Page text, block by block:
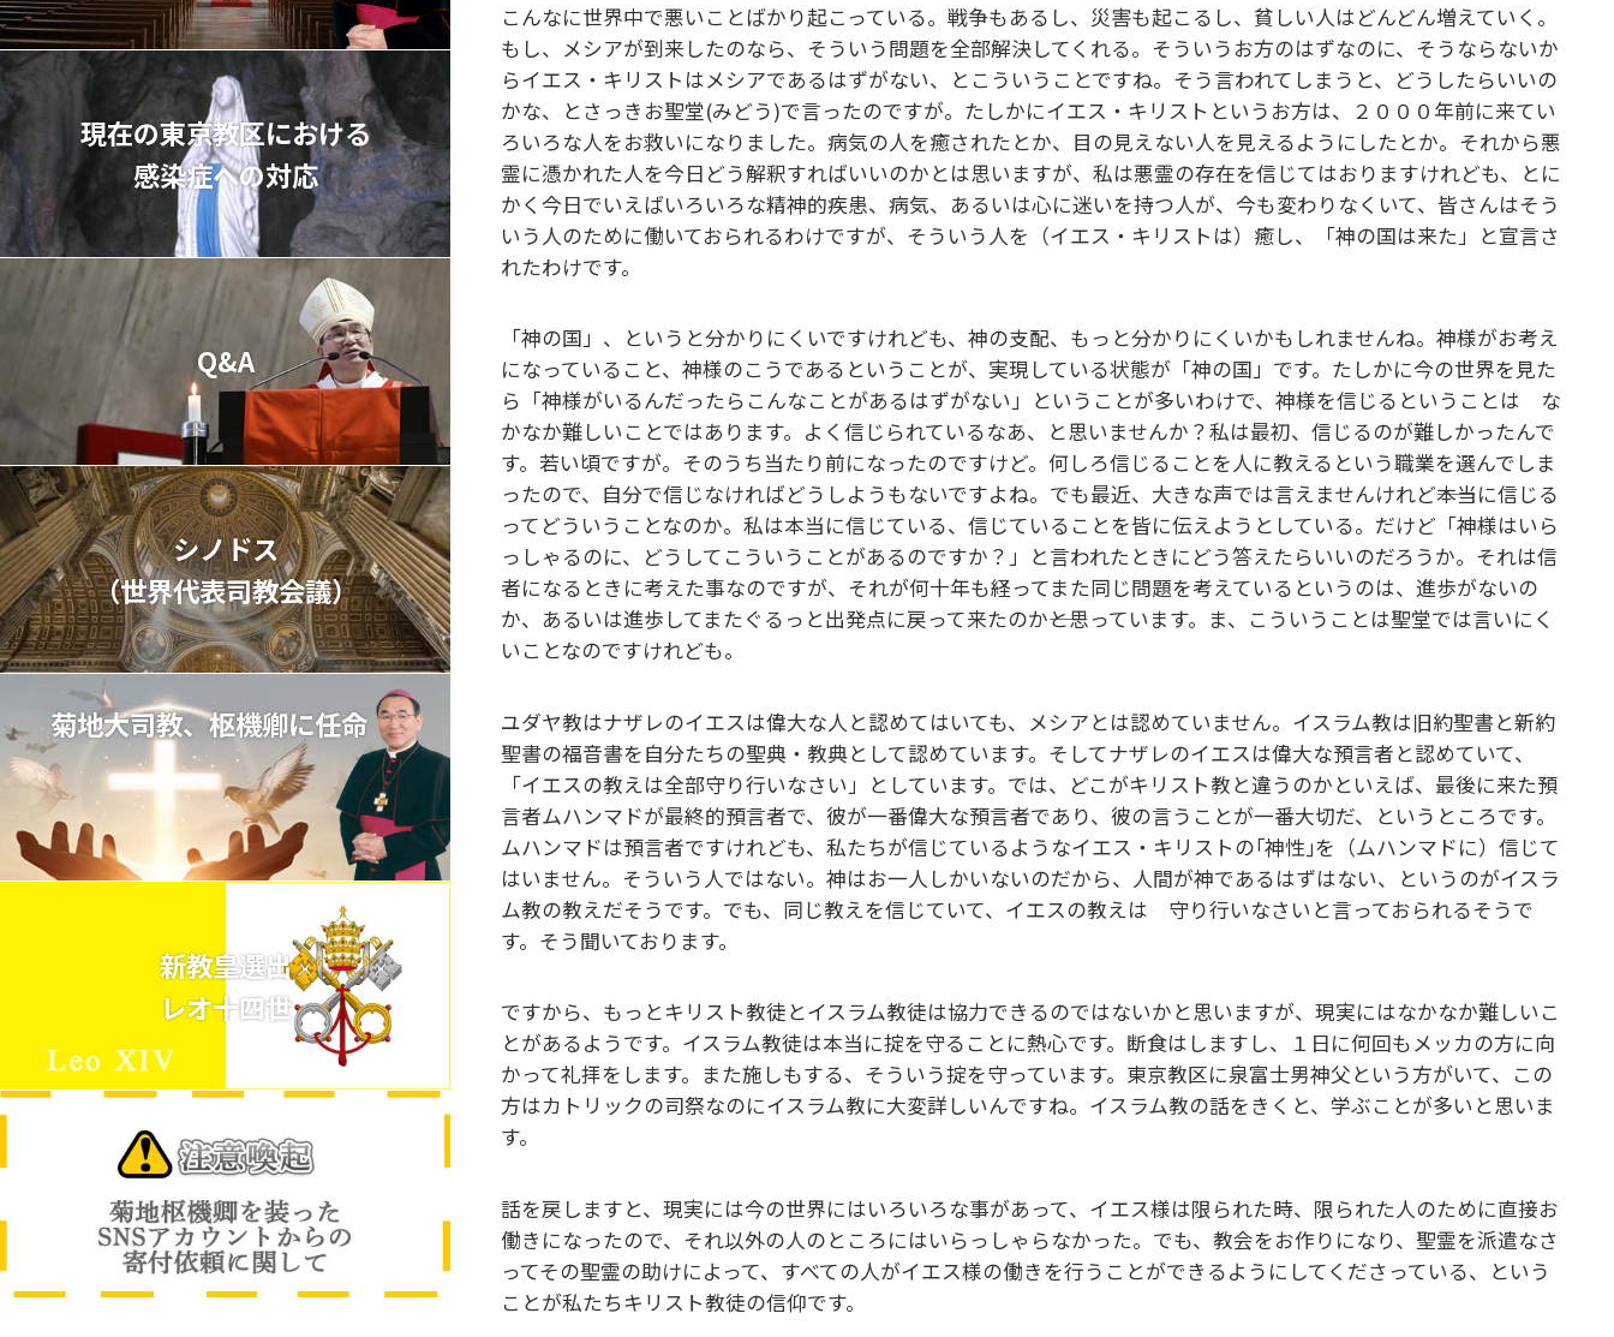
こんなに世界中で悪いことばかり起こっている。戦争もあるし、災害も起こるし、貧しい人はどんどん増えていく。
もし、メシアが到来したのなら、そういう問題を全部解決してくれる。そういうお方のはずなのに、そうならないか
らイエス・キリストはメシアであるはずがない、とこういうことですね。そう言われてしまうと、どうしたらいいの
かな、とさっきお聖堂(みどう)で言ったのですが。たしかにイエス・キリストというお方は、２０００年前に来てい
ろいろな人をお救いになりました。病気の人を癒されたとか、目の見えない人を見えるようにしたとか。それから悪
霊に憑かれた人を今日どう解釈すればいいのかとは思いますが、私は悪霊の存在を信じてはおりますけれども、とに
かく今日でいえばいろいろな精神的疾患、病気、あるいは心に迷いを持つ人が、今も変わりなくいて、皆さんはそう
いう人のために働いておられるわけですが、そういう人を（イエス・キリストは）癒し、「神の国は来た」と宣言さ
れたわけです。
「神の国」、というと分かりにくいですけれども、神の支配、もっと分かりにくいかもしれませんね。神様がお考え
になっていること、神様のこうであるということが、実現している状態が「神の国」です。たしかに今の世界を見た
ら「神様がいるんだったらこんなことがあるはずがない」ということが多いわけで、神様を信じるということは な
かなか難しいことではあります。よく信じられているなあ、と思いませんか？私は最初、信じるのが難しかったんで
す。若い頃ですが。そのうち当たり前になったのですけど。何しろ信じることを人に教えるという職業を選んでしま
ったので、自分で信じなければどうしようもないですよね。でも最近、大きな声では言えませんけれど――本当に信じる
ってどういうことなのか。私は本当に信じている、信じていることを皆に伝えようとしている。だけど「神様はいら
っしゃるのに、どうしてこういうことがあるのですか？」と言われたときにどう答えたらいいのだろうか。それは信
者になるときに考えた事なのですが、それが何十年も経ってまた同じ問題を考えているというのは、進歩がないの
か、あるいは進歩してまたぐるっと出発点に戻って来たのか――と思っています。ま、こういうことは聖堂では言いにく
いことなのですけれども。
ユダヤ教はナザレのイエスは偉大な人と認めてはいても、メシアとは認めていません。イスラム教は旧約聖書と新約
聖書の福音書を自分たちの聖典・教典として認めています。そしてナザレのイエスは偉大な預言者と認めていて、
「イエスの教えは全部守り行いなさい」としています。では、どこがキリスト教と違うのかといえば、最後に来た預
言者ムハンマドが最終的預言者で、彼が一番偉大な預言者であり、彼の言うことが一番大切だ、というところです。
ムハンマドは預言者ですけれども、私たちが信じているようなイエス・キリストの｢神性｣を（ムハンマドに）信じて
はいません。そういう人ではない。神はお一人しかいないのだから、人間が神であるはずはない、というのがイスラ
ム教の教えだそうです。でも、同じ教えを信じていて、イエスの教えは 守り行いなさいと言っておられるそうで
す。そう聞いております。
ですから、もっとキリスト教徒とイスラム教徒は協力できるのではないかと思いますが、現実にはなかなか難しいこ
とがあるようです。イスラム教徒は本当に掟を守ることに熱心です。断食はしますし、１日に何回もメッカの方に向
かって礼拝をします。また施しもする、そういう掟を守っています。東京教区に泉富士男神父という方がいて、この
方はカトリックの司祭なのにイスラム教に大変詳しいんですね。イスラム教の話をきくと、学ぶことが多いと思いま
す。
話を戻しますと、現実には今の世界にはいろいろな事があって、イエス様は限られた時、限られた人のために直接お
働きになったので、それ以外の人のところにはいらっしゃらなかった。でも、教会をお作りになり、聖霊を派遣なさ
ってその聖霊の助けによって、すべての人がイエス様の働きを行うことができるようにしてくださっている、という
ことが私たちキリスト教徒の信仰です。
現在の東京教区における
感染症への対応
Q&A
シノドス
（世界代表司教会議）
菊地大司教、枢機卿に任命
新教皇選出
レオ十四世